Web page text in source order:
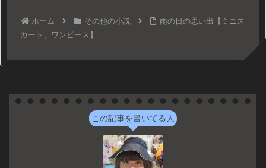
ホーム その他の小説
雨の日の思い出【ミニス
カート、ワンピース】
この記事を書いてる人